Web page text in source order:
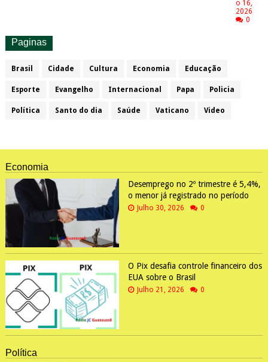
o 16,
2026
0
Paginas
Brasil Cidade Cultura Economia Educação
Esporte Evangelho Internacional Papa Policia
Política Santo do dia Saúde Vaticano Video
Economia
Desemprego no 2º trimestre é 5,4%,
o menor já registrado no período
Julho 30, 2026 0
O Pix desafia controle financeiro dos
EUA sobre o Brasil
Julho 21, 2026 0
Política